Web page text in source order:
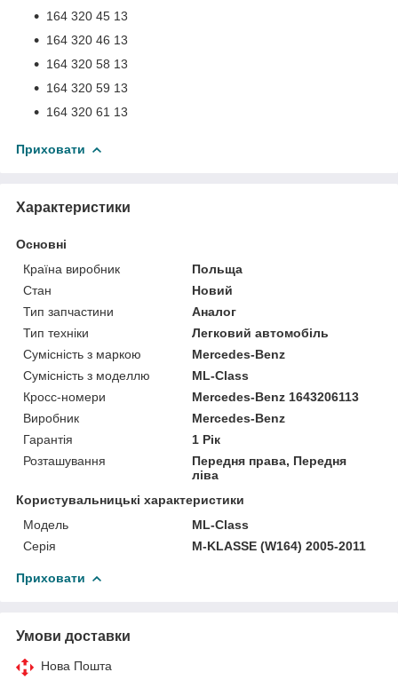
164 320 45 13
164 320 46 13
164 320 58 13
164 320 59 13
164 320 61 13
Приховати
Характеристики
Основні
Країна виробник
Польща
Стан
Новий
Тип запчастини
Аналог
Тип техніки
Легковий автомобіль
Сумісність з маркою
Mercedes-Benz
Сумісність з моделлю
ML-Class
Кросс-номери
Mercedes-Benz 1643206113
Виробник
Mercedes-Benz
Гарантія
1 Рік
Розташування
Передня права, Передня
ліва
Користувальницькі характеристики
Модель
ML-Class
Серія
M-KLASSE (W164) 2005-2011
Приховати
Умови доставки
Нова Пошта